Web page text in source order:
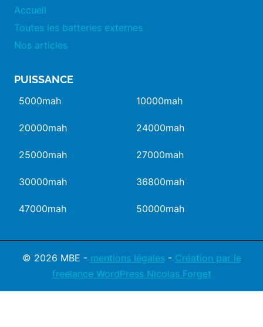
Accueil
Toutes les batteries externes
Nos articles
PUISSANCE
5000mah 10000mah
20000mah 24000mah
25000mah 27000mah
30000mah 36800mah
47000mah 50000mah
© 2026 MBE - mentions légales- Création par le
freelance WordPress Nicolas Forget